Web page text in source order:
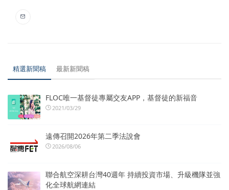
精選新聞稿 最新新聞稿
FLOC唯一基督徒專屬交友APP，基督徒的新福音
2021/03/29
遠傳召開2026年第二季法說會
2026/08/06
聯合航空深耕台灣40週年 持續投資市場、升級機隊並強
化全球航網連結